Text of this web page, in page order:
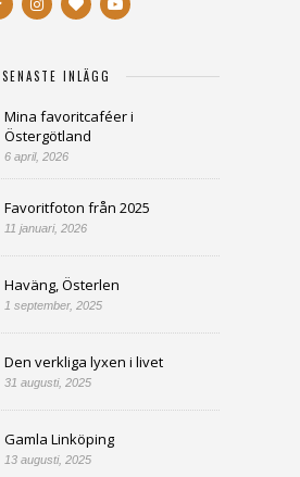
SENASTE INLÄGG
Mina favoritcaféer i
Östergötland
6 april, 2026
Favoritfoton från 2025
11 januari, 2026
Haväng, Österlen
1 september, 2025
Den verkliga lyxen i livet
31 augusti, 2025
Gamla Linköping
13 augusti, 2025